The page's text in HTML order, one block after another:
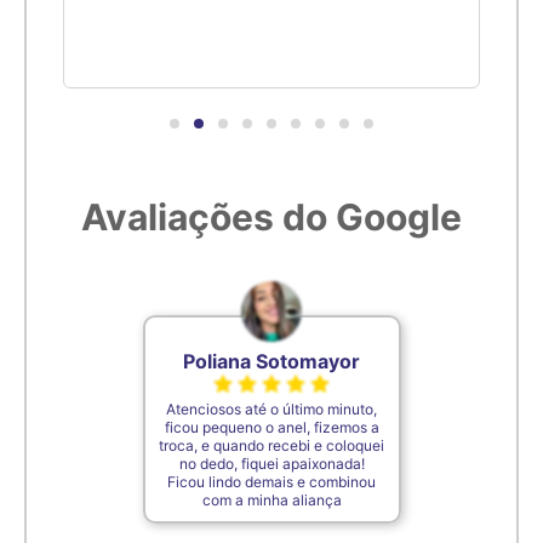
Avaliações do Google
Poliana Sotomayor
Atenciosos até o último minuto,
ficou pequeno o anel, fizemos a
troca, e quando recebi e coloquei
no dedo, fiquei apaixonada!
Ficou lindo demais e combinou
com a minha aliança